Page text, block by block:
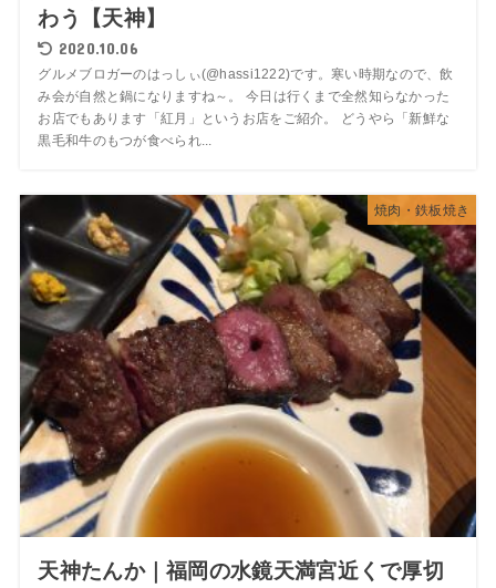
わう【天神】
2020.10.06
グルメブロガーのはっしぃ(@hassi1222)です。寒い時期なので、飲
み会が自然と鍋になりますね～。 今日は行くまで全然知らなかった
お店でもあります「紅月」というお店をご紹介。 どうやら「新鮮な
黒毛和牛のもつが食べられ...
焼肉・鉄板焼き
天神たんか｜福岡の水鏡天満宮近くで厚切